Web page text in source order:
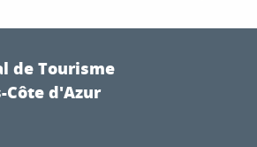
dans un lieu unique, chargé
de Tourisme
Côte d'Azur